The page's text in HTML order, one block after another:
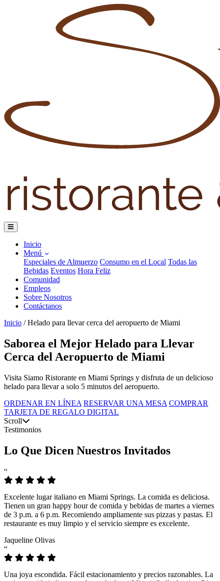
Inicio
Menú
Especiales de Almuerzo Consumo en el Local Todas las
Bebidas Eventos Hora Feliz
Comunidad
Empleos
Sobre Nosotros
Contáctanos
Inicio / Helado para llevar cerca del aeropuerto de Miami
Saborea el Mejor Helado para Llevar
Cerca del Aeropuerto de Miami
Visita Siamo Ristorante en Miami Springs y disfruta de un delicioso
helado para llevar a solo 5 minutos del aeropuerto.
ORDENAR EN LÍNEA RESERVAR UNA MESA COMPRAR
TARJETA DE REGALO DIGITAL
Scroll
Testimonios
Lo Que Dicen Nuestros Invitados
“
Excelente lugar italiano en Miami Springs. La comida es deliciosa.
Tienen un gran happy hour de comida y bebidas de martes a viernes
de 3 p.m. a 6 p.m. Recomiendo ampliamente sus pizzas y pastas. El
restaurante es muy limpio y el servicio siempre es excelente.
Jaqueline Olivas
“
Una joya escondida. Fácil estacionamiento y precios razonables. La